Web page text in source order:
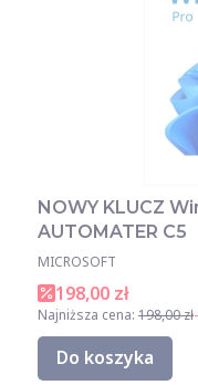
NOWY KLUCZ
AUTOMATER C5
MICROSOFT
198,00 zł
Najniższa cena: 198,00 zł
Do koszyka